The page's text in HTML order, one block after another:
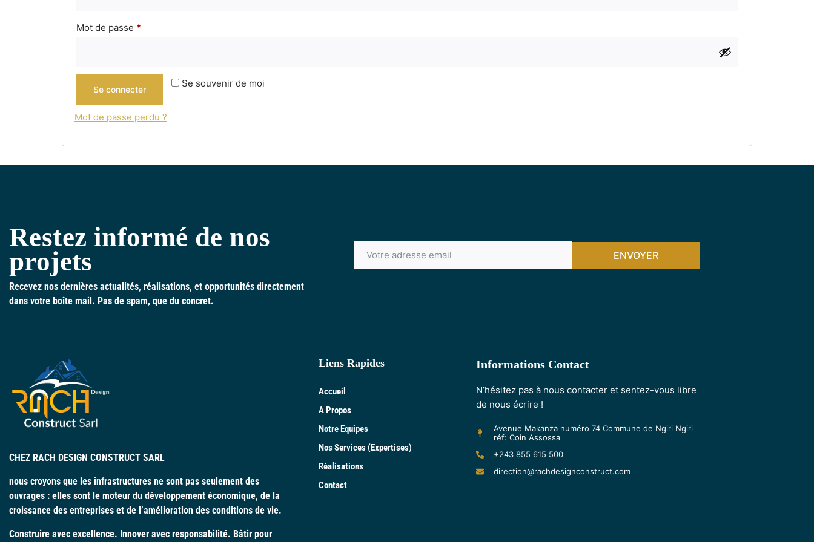
Mot de passe *
Se souvenir de moi
Se connecter
Mot de passe perdu ?
Restez informé de nos
projets
Recevez nos dernières actualités, réalisations, et opportunités directement
dans votre boîte mail. Pas de spam, que du concret.
ENVOYER
CHEZ RACH DESIGN CONSTRUCT SARL
nous croyons que les infrastructures ne sont pas seulement des
ouvrages : elles sont le moteur du développement économique, de la
croissance des entreprises et de l’amélioration des conditions de vie.
Construire avec excellence. Innover avec responsabilité. Bâtir pour
Liens Rapides
Accueil
A Propos
Notre Equipes
Nos Services (Expertises)
Réalisations
Contact
Informations Contact
N’hésitez pas à nous contacter et sentez-vous libre
de nous écrire !
Avenue Makanza numéro 74 Commune de Ngiri Ngiri
réf: Coin Assossa
+243 855 615 500
direction@rachdesignconstruct.com